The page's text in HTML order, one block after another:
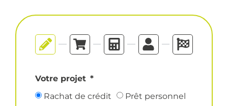
Votre projet
Rachat de crédit
Prêt personnel